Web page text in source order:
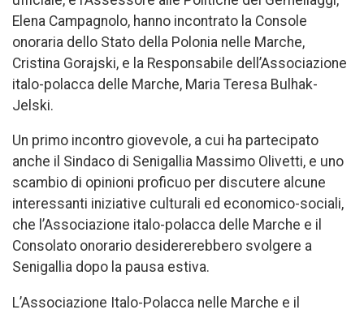
Elena Campagnolo, hanno incontrato la Console
onoraria dello Stato della Polonia nelle Marche,
Cristina Gorajski, e la Responsabile dell’Associazione
italo-polacca delle Marche, Maria Teresa Bulhak-
Jelski.
Un primo incontro giovevole, a cui ha partecipato
anche il Sindaco di Senigallia Massimo Olivetti, e uno
scambio di opinioni proficuo per discutere alcune
interessanti iniziative culturali ed economico-sociali,
che l’Associazione italo-polacca delle Marche e il
Consolato onorario desidererebbero svolgere a
Senigallia dopo la pausa estiva.
L’Associazione Italo-Polacca nelle Marche e il